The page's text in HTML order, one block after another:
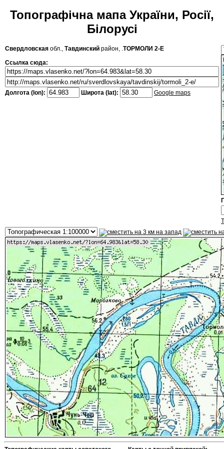
Топографічна мапа України, Росії,
Білорусі
Свердловская обл., Тавдинский район, .ТОРМОЛИ 2-Е
Ссылка сюда:
Долгота (lon): Широта (lat): Google maps